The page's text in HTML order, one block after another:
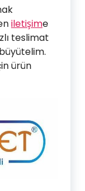
iletişime
teslimat
ürün